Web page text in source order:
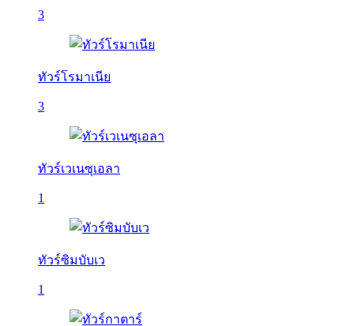
3
ทัวร์โรมาเนีย
3
ทัวร์เวเนซุเอลา
1
ทัวร์ซิมบับเว
1